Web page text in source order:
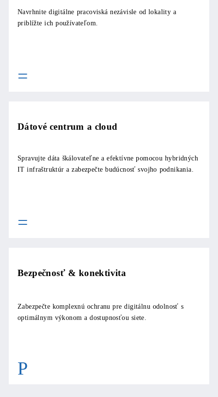
Navrhnite digitálne pracoviská nezávisle od lokality a
priblížte ich používateľom.
Dátové centrum a cloud
Spravujte dáta škálovateľne a efektívne pomocou hybridných
IT infraštruktúr a zabezpečte budúcnosť svojho podnikania.
Bezpečnosť & konektivita
Zabezpečte komplexnú ochranu pre digitálnu odolnosť s
optimálnym výkonom a dostupnosťou siete.